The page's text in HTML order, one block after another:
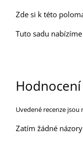
Zde si k této
Tuto sadu
Uvedené recenze
Zatím žádné názory